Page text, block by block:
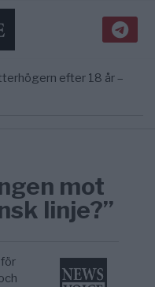
— and how does it
klockrena medicin för
efter 18 år –
— and how does it
klockrena medicin för
mot
linje?”